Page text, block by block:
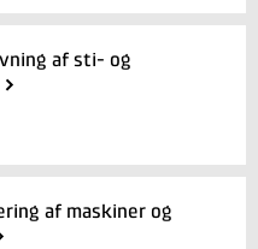
af sti- og
af maskiner og